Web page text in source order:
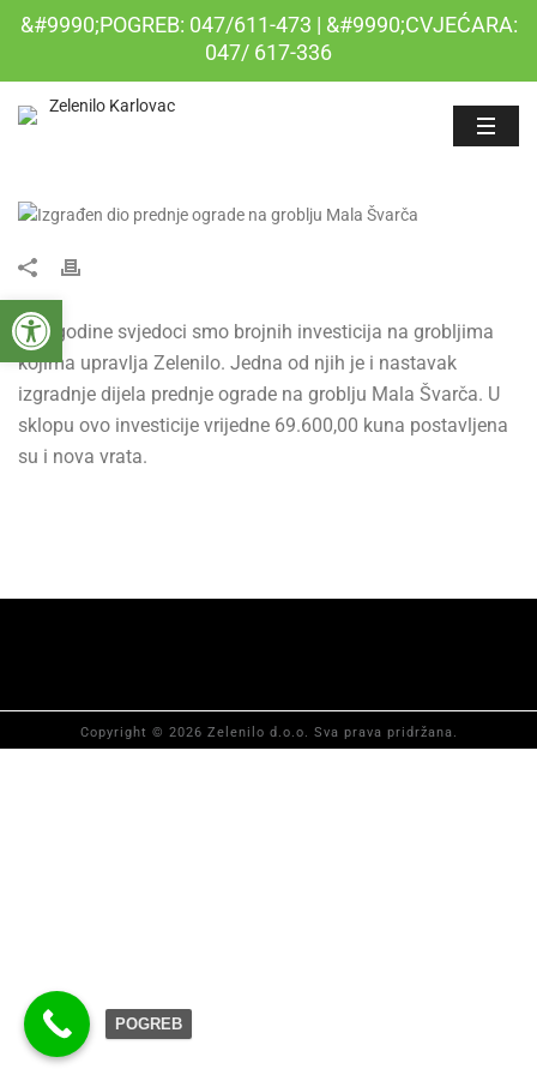
&#9990;POGREB: 047/611-473 | &#9990;CVJEĆARA:
047/ 617-336
Ove godine svjedoci smo brojnih investicija na grobljima
kojima upravlja Zelenilo. Jedna od njih je i nastavak
izgradnje dijela prednje ograde na groblju Mala Švarča. U
sklopu ovo investicije vrijedne 69.600,00 kuna postavljena
su i nova vrata.
Copyright © 2026 Zelenilo d.o.o. Sva prava pridržana.
POGREB
Open toolbar